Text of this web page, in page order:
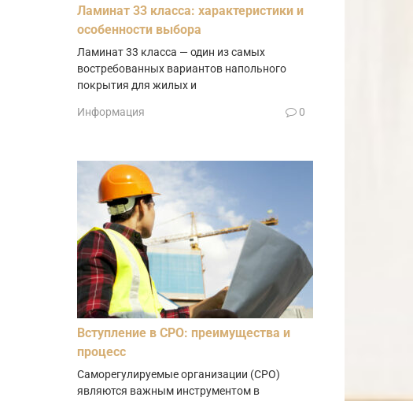
Ламинат 33 класса: характеристики и
особенности выбора
Ламинат 33 класса — один из самых
востребованных вариантов напольного
покрытия для жилых и
Информация 0
Вступление в СРО: преимущества и
процесс
Саморегулируемые организации (СРО)
являются важным инструментом в